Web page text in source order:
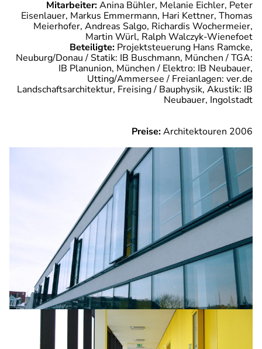
Mitarbeiter:Anina Bühler, Melanie Eichler, Peter
Eisenlauer, Markus Emmermann, Hari Kettner, Thomas
Meierhofer, Andreas Salgo, Richardis Wochermeier,
Martin Würl, Ralph Walczyk-Wienefoet
Beteiligte: Projektsteuerung Hans Ramcke,
Neuburg/Donau / Statik: IB Buschmann, München / TGA:
IB Planunion, München / Elektro: IB Neubauer,
Utting/Ammersee / Freianlagen: ver.de
Landschaftsarchitektur, Freising / Bauphysik, Akustik: IB
Neubauer, Ingolstadt
Preise:Architektouren 2006